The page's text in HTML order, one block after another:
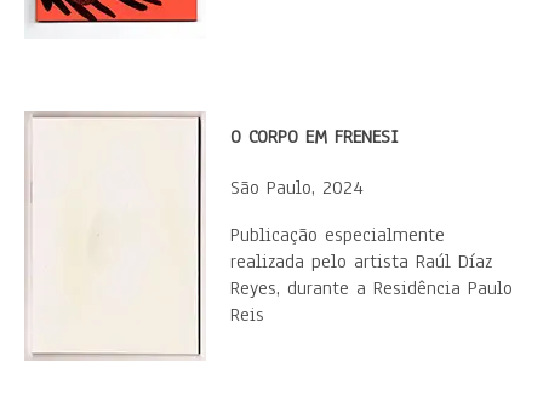
O CORPO EM FRENESI
São Paulo, 2024
Publicação especialmente
realizada pelo artista Raúl Díaz
Reyes, durante a Residência Paulo
Reis